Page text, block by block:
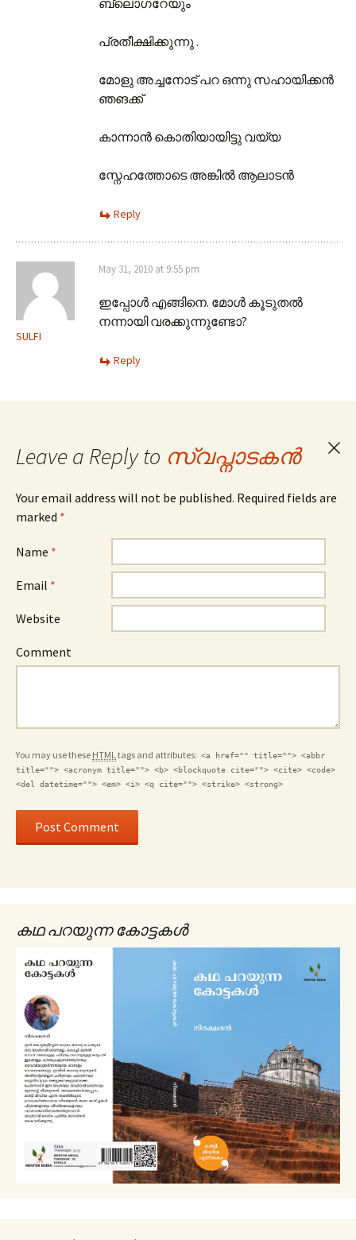
ബ്ലൊഗറേയും
പ്രതീക്ഷിക്കുന്നു .
മോളു അച്ചനോട് പറ ഒന്നു സഹായിക്കൻ
ഞങക്ക്
കാന്നാൻ കൊതിയായിട്ടു വയ്യ
സ്നേഹത്തോടെ അങ്കിൽ ആലാടൻ
Reply
SULFI
May 31, 2010 at 9:55 pm
ഇപ്പോള്‍ എങ്ങിനെ. മോള്‍ കൂടുതല്‍
നന്നായി വരക്കുന്നുണ്ടോ?
Reply
Leave a Reply to സ്വപ്നാടകന്‍
Your email address will not be published. Required fields are
marked *
Name *
Email *
Website
Comment
You may use these HTMLtags and attributes: <a href="" title=""> <abbr
title=""> <acronym title=""> <b> <blockquote cite=""> <cite> <code>
<del datetime=""> <em> <i> <q cite=""> <strike> <strong>
കഥ പറയുന്ന കോട്ടകൾ